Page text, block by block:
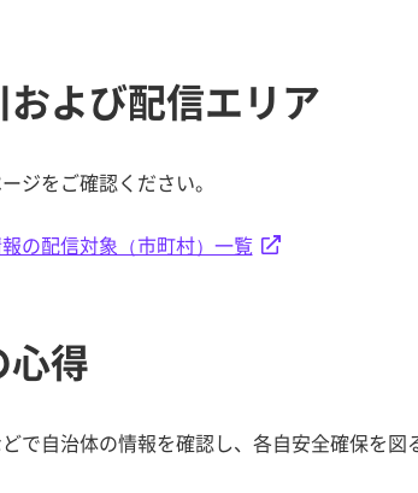
よび配信エリア
ジをご確認ください。
の配信対象（市町村）一覧
心得
で自治体の情報を確認し、各自安全確保を図